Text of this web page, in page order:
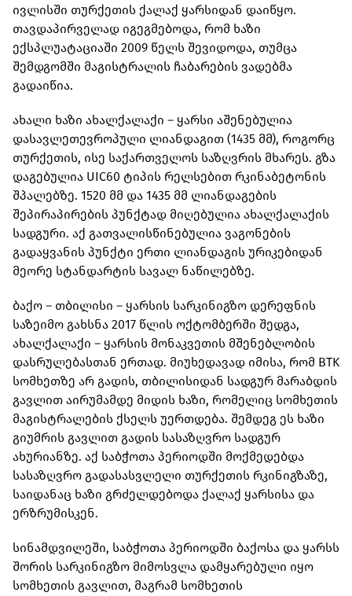
ივლისში თურქეთის ქალაქ ყარსიდან დაიწყო.
თავდაპირველად იგეგმებოდა, რომ ხაზი
ექსპლუატაციაში 2009 წელს შევიდოდა, თუმცა
შემდგომში მაგისტრალის ჩაბარების ვადებმა
გადაიწია.
ახალი ხაზი ახალქალაქი – ყარსი აშენებულია
დასავლეთევროპული ლიანდაგით (1435 მმ), როგორც
თურქეთის, ისე საქართველოს საზღვრის მხარეს. გზა
დაგებულია UIC60 ტიპის რელსებით რკინაბეტონის
შპალებზე. 1520 მმ და 1435 მმ ლიანდაგების
შეპირაპირების პუნქტად მიღებულია ახალქალაქის
სადგური. აქ გათვალისწინებულია ვაგონების
გადაყვანის პუნქტი ერთი ლიანდაგის ურიკებიდან
მეორე სტანდარტის სავალ ნაწილებზე.
ბაქო – თბილისი – ყარსის სარკინიგზო დერეფნის
საზეიმო გახსნა 2017 წლის ოქტომბერში შედგა,
ახალქალაქი – ყარსის მონაკვეთის მშენებლობის
დასრულებასთან ერთად. მიუხედავად იმისა, რომ BTK
სომხეთზე არ გადის, თბილისიდან სადგურ მარაბდის
გავლით აირუმამდე მიდის ხაზი, რომელიც სომხეთის
მაგისტრალების ქსელს უერთდება. შემდეგ ეს ხაზი
გიუმრის გავლით გადის სასაზღვრო სადგურ
ახურიანზე. აქ საბჭოთა პერიოდში მოქმედებდა
სასაზღვრო გადასასვლელი თურქეთის რკინიგზაზე,
საიდანაც ხაზი გრძელდებოდა ქალაქ ყარსისა და
ერზრუმისკენ.
სინამდვილეში, საბჭოთა პერიოდში ბაქოსა და ყარსს
შორის სარკინიგზო მიმოსვლა დამყარებული იყო
სომხეთის გავლით, მაგრამ სომხეთის